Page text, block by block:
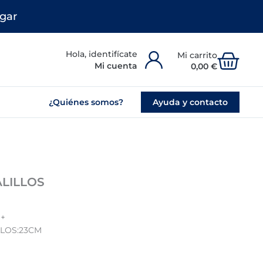
Mi cuenta 0,00 €
¿Quiénes somos? Ayuda y contacto